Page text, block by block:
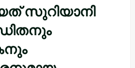
സുറിയാനി